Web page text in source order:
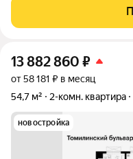
удобная транспортная
идеальным выбором для
13 882 860 ₽
от 58 181 ₽ в месяц
54,7 м²
2-комн. квартира
новостройка